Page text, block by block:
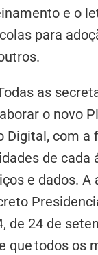
e o
para
as
o novo
Digital, com a
de cada
e dados. A
de 24 de
que todos os